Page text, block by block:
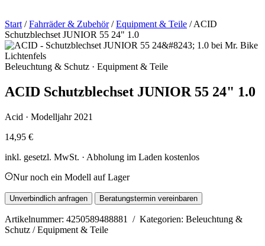
Start / Fahrräder & Zubehör / Equipment & Teile /ACID
Schutzblechset JUNIOR 55 24" 1.0
Beleuchtung & Schutz · Equipment & Teile
ACID Schutzblechset JUNIOR 55 24" 1.0
Acid · Modelljahr 2021
14,95 €
inkl. gesetzl. MwSt. · Abholung im Laden kostenlos
Nur noch ein Modell auf Lager
Unverbindlich anfragen Beratungstermin vereinbaren
Artikelnummer: 4250589488881 / Kategorien: Beleuchtung &
Schutz / Equipment & Teile